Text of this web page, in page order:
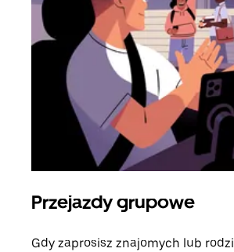
Przejazdy grupowe
Gdy zaprosisz znajomych lub